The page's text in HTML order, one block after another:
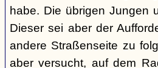
habe. Die übrigen Jungen
Dieser sei aber der
andere Straßenseite zu
aber versucht, auf dem